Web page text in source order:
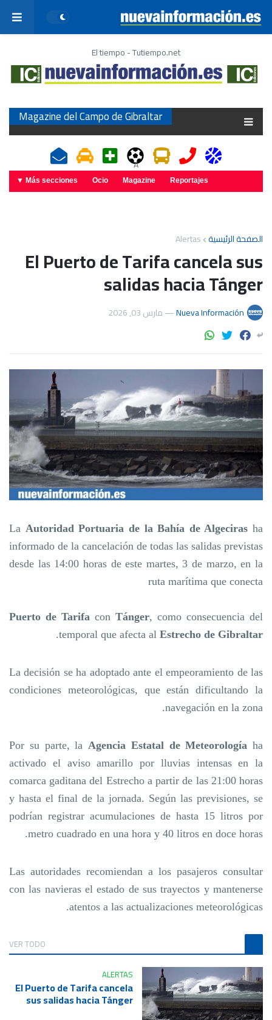
El tiempo - Tutiempo.net
Magazine del Campo de Gibraltar
A
Más secciones ▼ Ocio Magazine Reportajes
الصفحة الرئيسية Alertas
El Puerto de Tarifa cancela sus
salidas hacia Tánger
Nueva Información
—مارس 03, 2026
La Autoridad Portuaria de la Bahía de Algeciras ha
informado de la cancelación de todas las salidas previstas
desde las 14:00 horas de este martes, 3 de marzo, en la
ruta marítima que conecta
Puerto de Tarifa con Tánger, como consecuencia del
temporal que afecta al Estrecho de Gibraltar
.
La decisión se ha adoptado ante el empeoramiento de las
condiciones meteorológicas, que están dificultando la
navegación en la zona.
Por su parte, la Agencia Estatal de Meteorología ha
activado el aviso amarillo por lluvias intensas en la
comarca gaditana del Estrecho a partir de las 21:00 horas
y hasta el final de la jornada. Según las previsiones, se
podrían registrar acumulaciones de hasta 15 litros por
metro cuadrado en una hora y 40 litros en doce horas.
Las autoridades recomiendan a los pasajeros consultar
con las navieras el estado de sus trayectos y mantenerse
atentos a las actualizaciones meteorológicas.
VER TODO
ALERTAS
El Puerto de Tarifa cancela
sus salidas hacia Tánger